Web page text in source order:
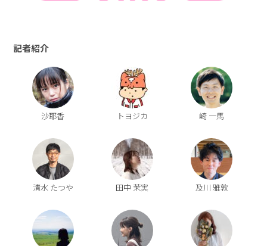
記者紹介
沙耶香 トヨジカ 崎 一馬
清水 たつや 田中 茉実 及川 雅敦